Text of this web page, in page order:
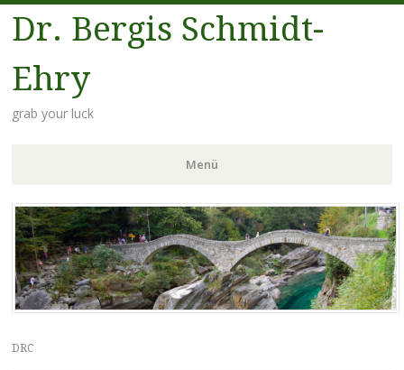
Dr. Bergis Schmidt-
Ehry
grab your luck
Menü
Zum
Inhalt
springen
DRC